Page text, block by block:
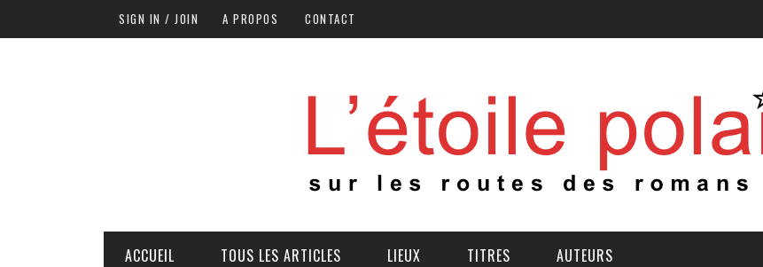
SIGN IN / JOIN A PROPOS CONTACT
ACCUEIL TOUS LES ARTICLES LIEUX TITRES AUTEURS